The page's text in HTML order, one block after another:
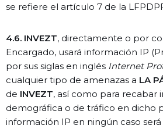
se refiere el artículo 7 de la
4.6. INVEZT, directamente o por
Encargado, usará información IP
por sus siglas en inglés Internet
cualquier tipo de amenazas a LA
de INVEZT, así como para recabar
demográfica o de tráfico en dicho
información IP en ningún caso